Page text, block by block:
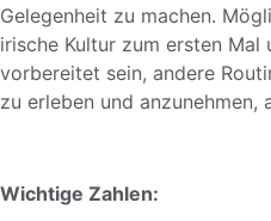
Gelegenheit zu machen.
irische Kultur zum ersten Mal
vorbereitet sein, andere
zu erleben und anzunehmen,
Wichtige Zahlen: